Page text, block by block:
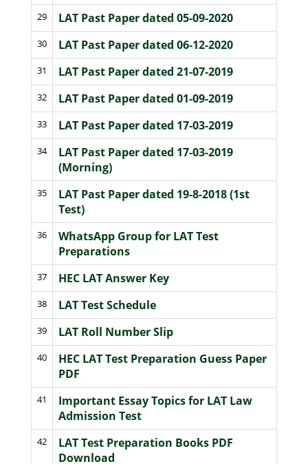
29 LAT Past Paper dated 05-09-2020
30 LAT Past Paper dated 06-12-2020
31 LAT Past Paper dated 21-07-2019
32 LAT Past Paper dated 01-09-2019
33 LAT Past Paper dated 17-03-2019
34
LAT Past Paper dated 17-03-2019
(Morning)
35
LAT Past Paper dated 19-8-2018 (1st
Test)
36
WhatsApp Group for LAT Test
Preparations
37 HEC LAT Answer Key
38 LAT Test Schedule
39 LAT Roll Number Slip
40
HEC LAT Test Preparation Guess Paper
PDF
41
Important Essay Topics for LAT Law
Admission Test
42
LAT Test Preparation Books PDF
Download